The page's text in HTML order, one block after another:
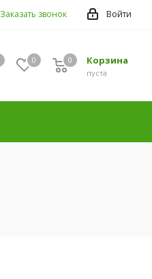
Войти
Заказать звонок
0 Корзина
пуста
0